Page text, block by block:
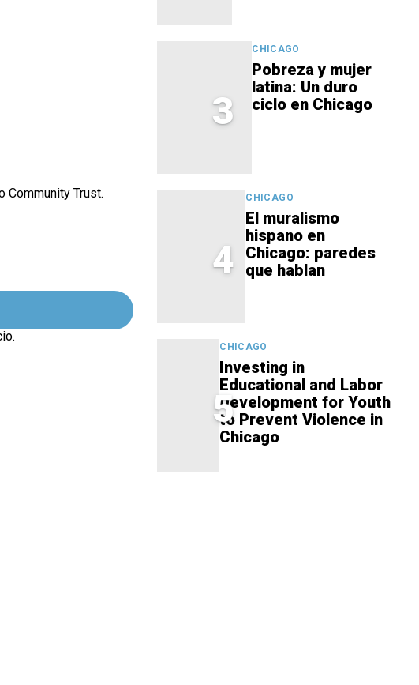
Community Trust.
.
3
CHICAGO
Pobreza y mujer
latina: Un duro
ciclo en Chicago
4
CHICAGO
El muralismo
hispano en
Chicago: paredes
que hablan
5
CHICAGO
Investing in
Educational and Labor
Development for Youth
to Prevent Violence in
Chicago